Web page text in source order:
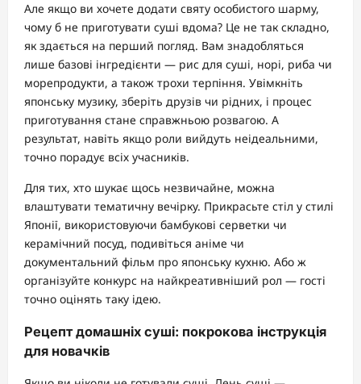
Але якщо ви хочете додати святу особистого шарму,
чому б не приготувати суші вдома? Це не так складно,
як здається на перший погляд. Вам знадобляться
лише базові інгредієнти — рис для суші, норі, риба чи
морепродукти, а також трохи терпіння. Увімкніть
японську музику, зберіть друзів чи рідних, і процес
приготування стане справжньою розвагою. А
результат, навіть якщо роли вийдуть неідеальними,
точно порадує всіх учасників.
Для тих, хто шукає щось незвичайне, можна
влаштувати тематичну вечірку. Прикрасьте стіл у стилі
Японії, використовуючи бамбукові серветки чи
керамічний посуд, подивіться аніме чи
документальний фільм про японську кухню. Або ж
організуйте конкурс на найкреативніший рол — гості
точно оцінять таку ідею.
Рецепт домашніх суші: покрокова інструкція
для новачків